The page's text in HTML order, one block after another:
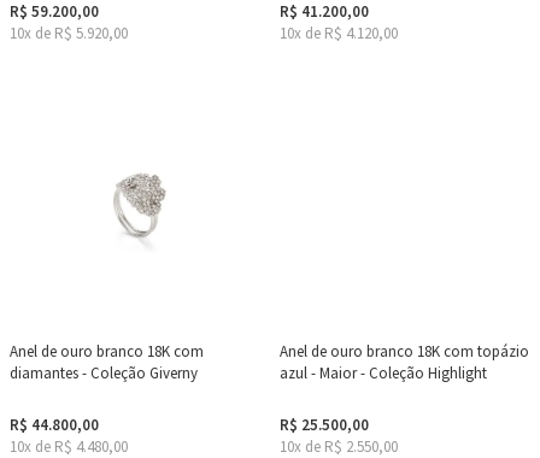
R$ 59.200,00
10x de R$ 5.920,00
R$ 41.200,00
10x de R$ 4.120,00
Anel de ouro branco 18K com
diamantes - Coleção Giverny
R$ 44.800,00
10x de R$ 4.480,00
Anel de ouro branco 18K com topázio
azul - Maior - Coleção Highlight
R$ 25.500,00
10x de R$ 2.550,00